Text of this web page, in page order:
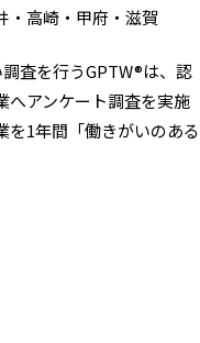
・高崎・甲府・滋賀
査を行うGPTW®は、認
へアンケート調査を実施
を1年間「働きがいのある